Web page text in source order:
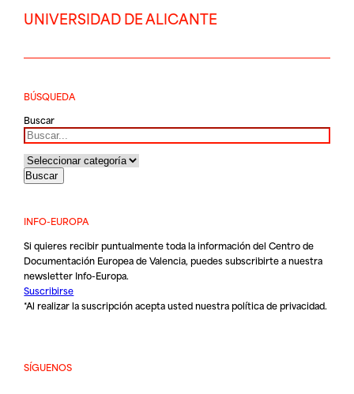
UNIVERSIDAD DE ALICANTE
BÚSQUEDA
Buscar
INFO-EUROPA
Si quieres recibir puntualmente toda la información del Centro de
Documentación Europea de Valencia, puedes subscribirte a nuestra
newsletter Info-Europa.
Suscribirse
*Al realizar la suscripción acepta usted nuestrapolítica de privacidad.
SÍGUENOS